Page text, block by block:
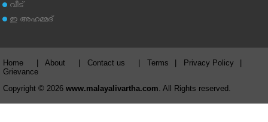
വീട്
ഇ അഹമ്മദ്‌
Home About Contact us Terms Privacy Policy
Grievance
Copyright © 2026 www.malayalivartha.com . All Rights reserved.